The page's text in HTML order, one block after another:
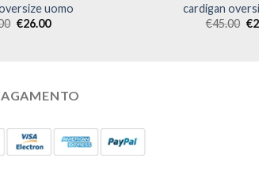
uomo
€26.00
cardigan
€45.00 €